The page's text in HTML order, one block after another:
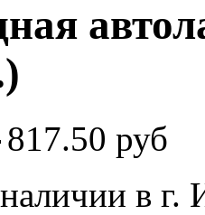
817.50 руб
в г.